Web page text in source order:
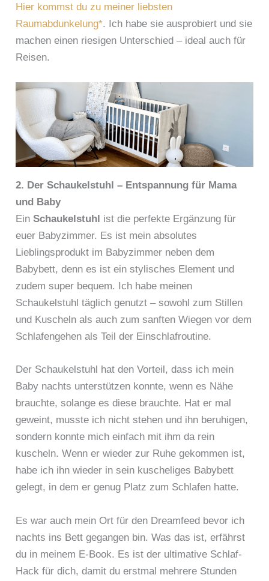
Hier kommst du zu meiner liebsten
Raumabdunkelung*. Ich habe sie ausprobiert und sie
machen einen riesigen Unterschied – ideal auch für
Reisen.
2. Der Schaukelstuhl – Entspannung für Mama
und Baby
EinSchaukelstuhl ist die perfekte Ergänzung für
euer Babyzimmer. Es ist mein absolutes
Lieblingsprodukt im Babyzimmer neben dem
Babybett, denn es ist ein stylisches Element und
zudem super bequem. Ich habe meinen
Schaukelstuhl täglich genutzt – sowohl zum Stillen
und Kuscheln als auch zum sanften Wiegen vor dem
Schlafengehen als Teil der Einschlafroutine.
Der Schaukelstuhl hat den Vorteil, dass ich mein
Baby nachts unterstützen konnte, wenn es Nähe
brauchte, solange es diese brauchte. Hat er mal
geweint, musste ich nicht stehen und ihn beruhigen,
sondern konnte mich einfach mit ihm da rein
kuscheln. Wenn er wieder zur Ruhe gekommen ist,
habe ich ihn wieder in sein kuscheliges Babybett
gelegt, in dem er genug Platz zum Schlafen hatte.
Es war auch mein Ort für den Dreamfeed bevor ich
nachts ins Bett gegangen bin. Was das ist, erfährst
du in meinem E-Book. Es ist der ultimative Schlaf-
Hack für dich, damit du erstmal mehrere Stunden